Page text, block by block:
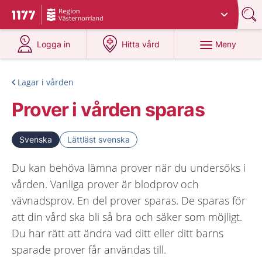
Till startsidan för 1177
Du har valt region
Logga in
på 1177.se
Hitta vård
på 1177.se
Meny
Lagar i vården
Prover i vården sparas
Svenska Lättläst svenska
Du kan behöva lämna prover när du undersöks i
vården. Vanliga prover är blodprov och
vävnadsprov. En del prover sparas. De sparas för
att din vård ska bli så bra och säker som möjligt.
Du har rätt att ändra vad ditt eller ditt barns
sparade prover får användas till.